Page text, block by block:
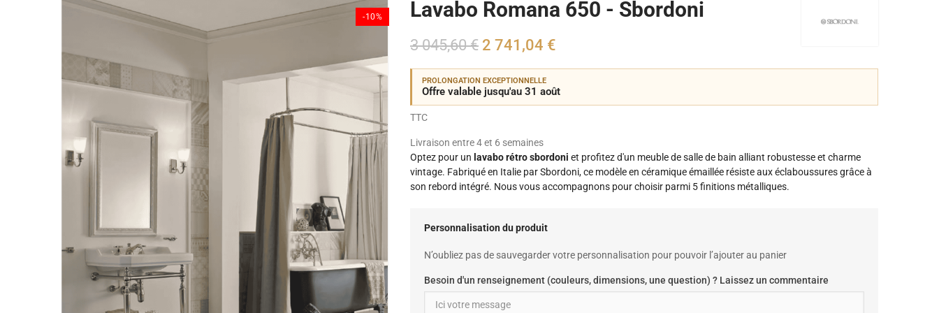
-10% Lavabo Romana 650 - Sbordoni
3 045,60 € 2 741,04 €
PROLONGATION EXCEPTIONNELLE
Offre valable jusqu'au 31 août
TTC
Livraison entre 4 et 6 semaines
Optez pour un lavabo rétro sbordoni et profitez d'un meuble de salle de bain alliant robustesse et charme
vintage. Fabriqué en Italie par Sbordoni, ce modèle en céramique émaillée résiste aux éclaboussures grâce à
son rebord intégré. Nous vous accompagnons pour choisir parmi 5 finitions métalliques.
Personnalisation du produit
N’oubliez pas de sauvegarder votre personnalisation pour pouvoir l’ajouter au panier
Besoin d'un renseignement (couleurs, dimensions, une question) ? Laissez un commentaire